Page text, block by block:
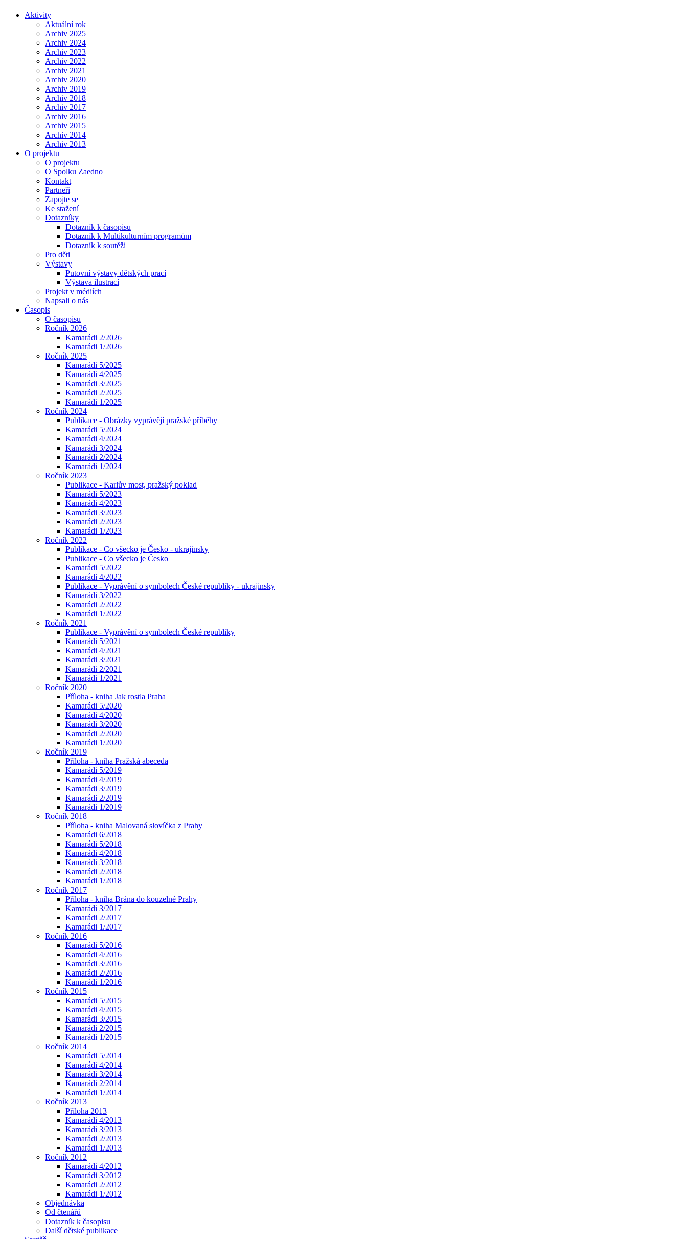
Aktivity
Aktuální rok
Archiv 2025
Archiv 2024
Archiv 2023
Archiv 2022
Archiv 2021
Archiv 2020
Archiv 2019
Archiv 2018
Archiv 2017
Archiv 2016
Archiv 2015
Archiv 2014
Archiv 2013
O projektu
O projektu
O Spolku Zaedno
Kontakt
Partneři
Zapojte se
Ke stažení
Dotazníky
Dotazník k časopisu
Dotazník k Multikulturním programům
Dotazník k soutěži
Pro děti
Výstavy
Putovní výstavy dětských prací
Výstava ilustrací
Projekt v médiích
Napsali o nás
Časopis
O časopisu
Ročník 2026
Kamarádi 2/2026
Kamarádi 1/2026
Ročník 2025
Kamarádi 5/2025
Kamarádi 4/2025
Kamarádi 3/2025
Kamarádi 2/2025
Kamarádi 1/2025
Ročník 2024
Publikace - Obrázky vyprávějí pražské příběhy
Kamarádi 5/2024
Kamarádi 4/2024
Kamarádi 3/2024
Kamarádi 2/2024
Kamarádi 1/2024
Ročník 2023
Publikace - Karlův most, pražský poklad
Kamarádi 5/2023
Kamarádi 4/2023
Kamarádi 3/2023
Kamarádi 2/2023
Kamarádi 1/2023
Ročník 2022
Publikace - Co všecko je Česko - ukrajinsky
Publikace - Co všecko je Česko
Kamarádi 5/2022
Kamarádi 4/2022
Publikace - Vyprávění o symbolech České republiky - ukrajinsky
Kamarádi 3/2022
Kamarádi 2/2022
Kamarádi 1/2022
Ročník 2021
Publikace - Vyprávění o symbolech České republiky
Kamarádi 5/2021
Kamarádi 4/2021
Kamarádi 3/2021
Kamarádi 2/2021
Kamarádi 1/2021
Ročník 2020
Příloha - kniha Jak rostla Praha
Kamarádi 5/2020
Kamarádi 4/2020
Kamarádi 3/2020
Kamarádi 2/2020
Kamarádi 1/2020
Ročník 2019
Příloha - kniha Pražská abeceda
Kamarádi 5/2019
Kamarádi 4/2019
Kamarádi 3/2019
Kamarádi 2/2019
Kamarádi 1/2019
Ročník 2018
Příloha - kniha Malovaná slovíčka z Prahy
Kamarádi 6/2018
Kamarádi 5/2018
Kamarádi 4/2018
Kamarádi 3/2018
Kamarádi 2/2018
Kamarádi 1/2018
Ročník 2017
Příloha - kniha Brána do kouzelné Prahy
Kamarádi 3/2017
Kamarádi 2/2017
Kamarádi 1/2017
Ročník 2016
Kamarádi 5/2016
Kamarádi 4/2016
Kamarádi 3/2016
Kamarádi 2/2016
Kamarádi 1/2016
Ročník 2015
Kamarádi 5/2015
Kamarádi 4/2015
Kamarádi 3/2015
Kamarádi 2/2015
Kamarádi 1/2015
Ročník 2014
Kamarádi 5/2014
Kamarádi 4/2014
Kamarádi 3/2014
Kamarádi 2/2014
Kamarádi 1/2014
Ročník 2013
Příloha 2013
Kamarádi 4/2013
Kamarádi 3/2013
Kamarádi 2/2013
Kamarádi 1/2013
Ročník 2012
Kamarádi 4/2012
Kamarádi 3/2012
Kamarádi 2/2012
Kamarádi 1/2012
Objednávka
Od čtenářů
Dotazník k časopisu
Další dětské publikace